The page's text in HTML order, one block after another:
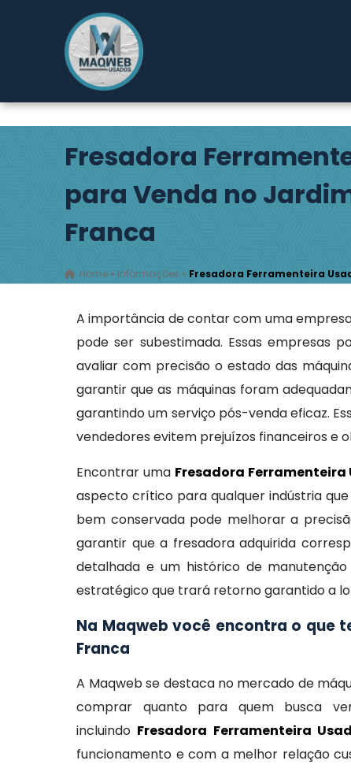
Rodovia Índio Tibiriçá, 2149 - Pouso Alegre - Ribeirão
Fresadora
para Venda no
Franca
Home » Informações » Fresadora Ferramenteira
A importância de contar com uma
pode ser subestimada. Essas empresas
avaliar com precisão o estado das
garantir que as máquinas foram
garantindo um serviço pós-venda eficaz.
vendedores evitem prejuízos financeiros e
Encontrar uma Fresadora
aspecto crítico para qualquer indústria
bem conservada pode melhorar a
garantir que a fresadora adquirida
detalhada e um histórico de
estratégico que trará retorno garantido a
Na Maqweb você encontra o que
Franca
A Maqweb se destaca no mercado de
comprar quanto para quem busca
incluindo Fresadora Ferramenteira
funcionamento e com a melhor relação